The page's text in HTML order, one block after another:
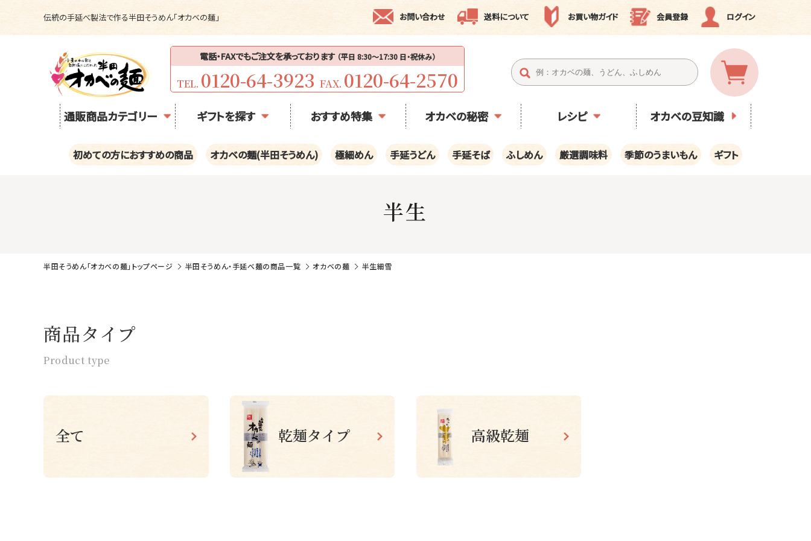
伝統の手延べ製法で作る半田そうめん「オカベの麺」 お問い合わせ 送料について お買い物ガイド 会員登録 ログイン
電話・FAXでもご注文を承っております （平日 8:30〜17:30 日・祝休み）
TEL. 0120-64-3923 FAX. 0120-64-2570
通販商品カテゴリー ギフトを探す おすすめ特集 オカベの秘密 レシピ オカベの豆知識
初めての方におすすめの商品 オカベの麺(半田そうめん) 極細めん 手延うどん 手延そば ふしめん 厳選調味料 季節のうまいもん ギフト
半田そうめん「オカベの麺」トップページ 半田そうめん・手延べ麺の商品一覧 オカベの麺 半生細雪
半生
商品タイプ
Product type
全て 乾麺タイプ 高級乾麺